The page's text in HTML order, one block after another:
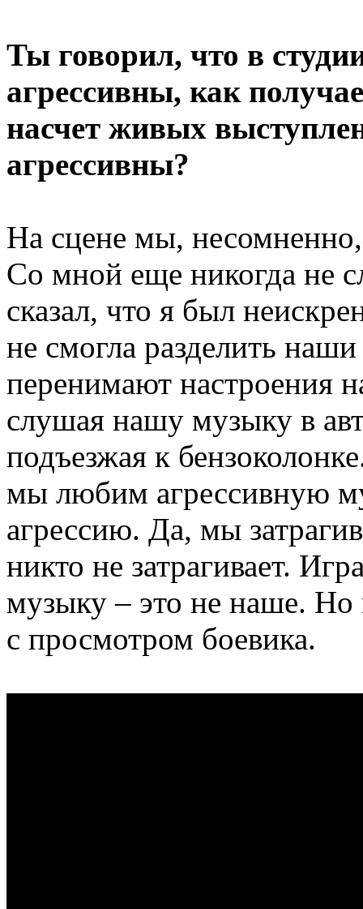
Ты говорил, что в
агрессивны, как
насчет живых
агрессивны?
На сцене мы,
Со мной еще никогда не
сказал, что я был
не смогла разделить
перенимают настроения
слушая нашу музыку в
подъезжая к
мы любим агрессивную
агрессию. Да, мы
никто не затрагивает.
музыку – это не наше.
с просмотром боевика.